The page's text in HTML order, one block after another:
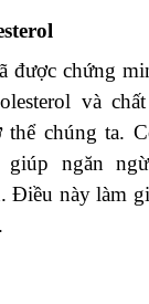
được chứng
và
thể chúng ta.
ngăn
Điều này làm